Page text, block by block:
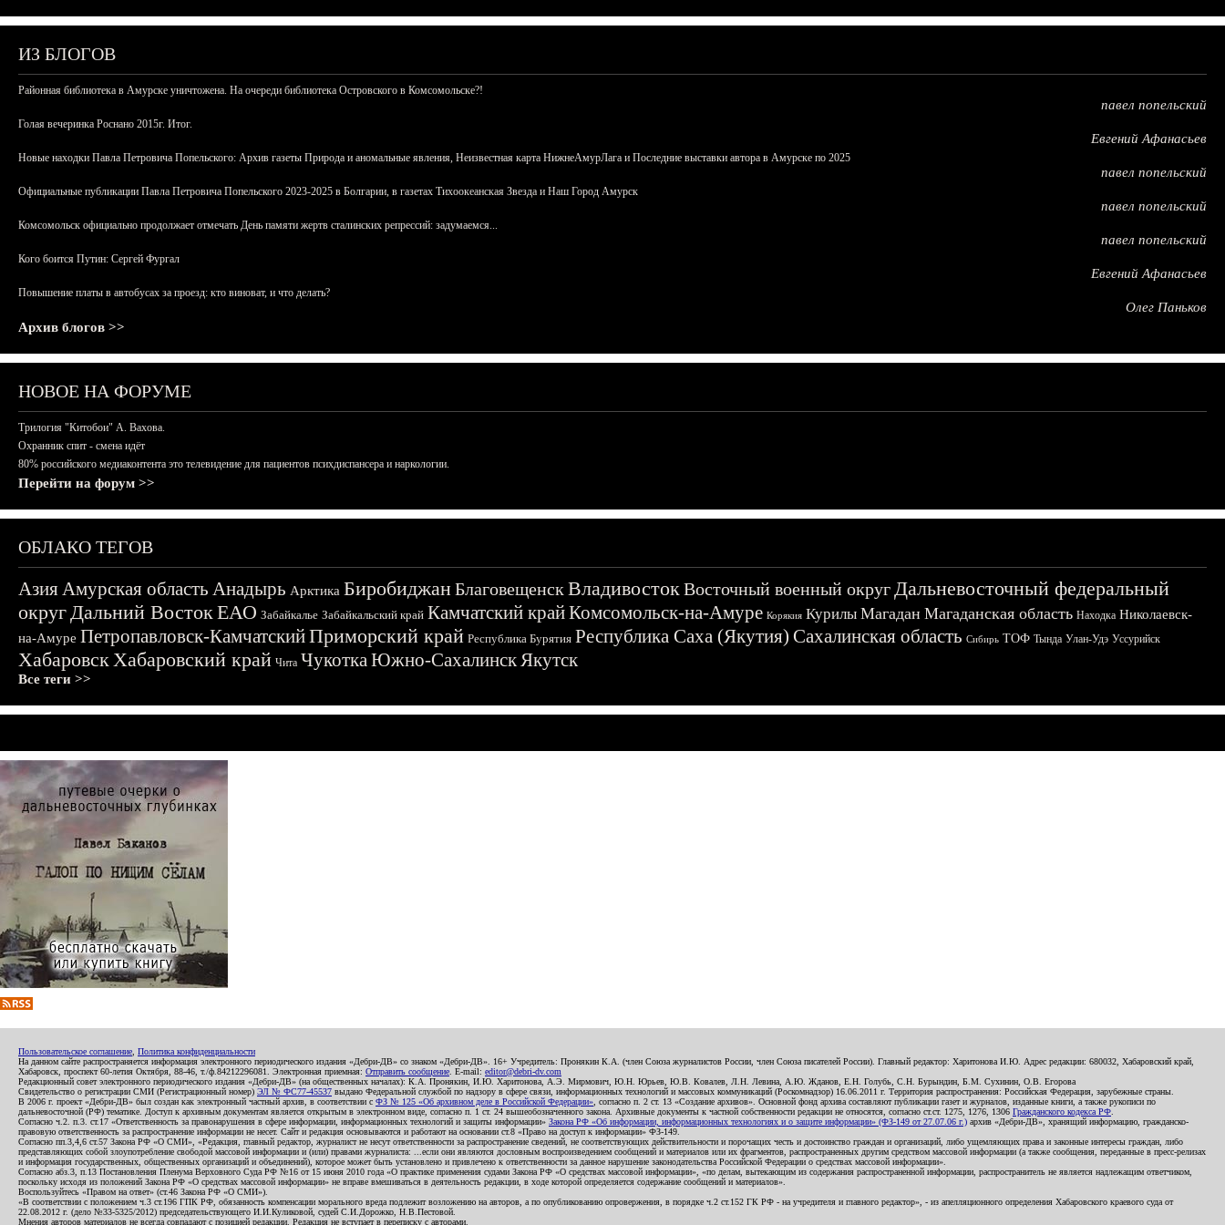
ИЗ БЛОГОВ
Районная библиотека в Амурске уничтожена. На очереди библиотека Островского в Комсомольске?!
павел попельский
Голая вечеринка Роснано 2015г. Итог.
Евгений Афанасьев
Новые находки Павла Петровича Попельского: Архив газеты Природа и аномальные явления, Неизвестная карта НижнеАмурЛага и Последние выставки автора в Амурске по 2025
павел попельский
Официальные публикации Павла Петровича Попельского 2023-2025 в Болгарии, в газетах Тихоокеанская Звезда и Наш Город Амурск
павел попельский
Комсомольск официально продолжает отмечать День памяти жертв сталинских репрессий: задумаемся...
павел попельский
Кого боится Путин: Сергей Фургал
Евгений Афанасьев
Повышение платы в автобусах за проезд: кто виноват, и что делать?
Олег Паньков
Архив блогов >>
НОВОЕ НА ФОРУМЕ
Трилогия "Китобои" А. Вахова.
Охранник спит - смена идёт
80% российского медиаконтента это телевидение для пациентов психдиспансера и наркологии.
Перейти на форум >>
ОБЛАКО ТЕГОВ
АзияАмурская область Анадырь Арктика БиробиджанБлаговещенскВладивостокВосточный военный округДальневосточный федеральный
округДальний ВостокЕАО Забайкалье Забайкальский край Камчатский крайКомсомольск-на-Амуре Корякия Курилы Магадан Магаданская область Находка Николаевск-
на-Амуре Петропавловск-КамчатскийПриморский край Республика Бурятия Республика Саха (Якутия) Сахалинская область Сибирь ТОФ Тында Улан-Удэ Уссурийск
ХабаровскХабаровский край Чита ЧукоткаЮжно-СахалинскЯкутск
Все теги >>
Пользовательское соглашение Политика конфиденциальности
На данном сайте распространяется информация электронного периодического издания «Дебри-ДВ» со знаком «Дебри-ДВ». 16+ Учредитель: Пронякин К.А. (член Союза журналистов России, член Союза писателей России). Главный редактор: Харитонова И.Ю. Адрес редакции: 680032, Хабаровский край,
Хабаровск, проспект 60-летия Октября, 88-46, т./ф.84212296081. Электронная приемная: Отправить сообщение . E-mail: editor@debri-dv.com
Редакционный совет электронного периодического издания «Дебри-ДВ» (на общественных началах): К.А. Пронякин, И.Ю. Харитонова, А.Э. Мирмович, Ю.Н. Юрьев, Ю.В. Ковалев, Л.Н. Левина, А.Ю. Жданов, Е.Н. Голубь, С.Н. Бурындин, Б.М. Сухинин, О.В. Егорова
Свидетельство о регистрации СМИ (Регистрационный номер) ЭЛ № ФС77-45537 выдано Федеральной службой по надзору в сфере связи, информационных технологий и массовых коммуникаций (Роскомнадзор) 16.06.2011 г. Территория распространения: Российская Федерация, зарубежные страны.
В 2006 г. проект «Дебри-ДВ» был создан как электронный частный архив, в соответствии с ФЗ № 125 «Об архивном деле в Российской Федерации» , согласно п. 2 ст. 13 «Создание архивов». Основной фонд архива составляют публикации газет и журналов, изданные книги, а также рукописи по
дальневосточной (РФ) тематике. Доступ к архивным документам является открытым в электронном виде, согласно п. 1 ст. 24 вышеобозначенного закона. Архивные документы к частной собственности редакции не относятся, согласно ст.ст. 1275, 1276, 1306 Гражданского кодекса РФ
Согласно ч.2. п.3. ст.17 «Ответственность за правонарушения в сфере информации, информационных технологий и защиты информации» Закона РФ «Об информации, информационных технологиях и о защите информации» (ФЗ-149 от 27.07.06 г.) архив «Дебри-ДВ», хранящий информацию, гражданско-
правовую ответственность за распространение информации не несет. Сайт и редакция основываются и работают на основании ст.8 «Право на доступ к информации» ФЗ-149.
Согласно пп.3,4,6 ст.57 Закона РФ «О СМИ», «Редакция, главный редактор, журналист не несут ответственности за распространение сведений, не соответствующих действительности и порочащих честь и достоинство граждан и организаций, либо ущемляющих права и законные интересы граждан, либо
представляющих собой злоупотребление свободой массовой информации и (или) правами журналиста: ...если они являются дословным воспроизведением сообщений и материалов или их фрагментов, распространенных другим средством массовой информации (а также сообщения, переданные в пресс-релизах
и информация государственных, общественных организаций и объединений), которое может быть установлено и привлечено к ответственности за данное нарушение законодательства Российской Федерации о средствах массовой информации».
Согласно абз.3, п.13 Постановления Пленума Верховного Суда РФ №16 от 15 июня 2010 года «О практике применения судами Закона РФ «О средствах массовой информации», «по делам, вытекающим из содержания распространенной информации, распространитель не является надлежащим ответчиком,
поскольку исходя из положений Закона РФ «О средствах массовой информации» не вправе вмешиваться в деятельность редакции, в ходе которой определяется содержание сообщений и материалов».
Воспользуйтесь «Правом на ответ» (ст.46 Закона РФ «О СМИ»).
«В соответствии с положением ч.3 ст.196 ГПК РФ, обязанность компенсации морального вреда подлежит возложению на авторов, а по опубликованию опровержения, в порядке ч.2 ст.152 ГК РФ - на учредителя и главного редактор», - из апелляционного определения Хабаровского краевого суда от
22.08.2012 г. (дело №33-5325/2012) председательствующего И.И.Куликовой, судей С.И.Дорожко, Н.В.Пестовой.
Мнения авторов материалов не всегда совпадают с позицией редакции. Редакция не вступает в переписку с авторами.